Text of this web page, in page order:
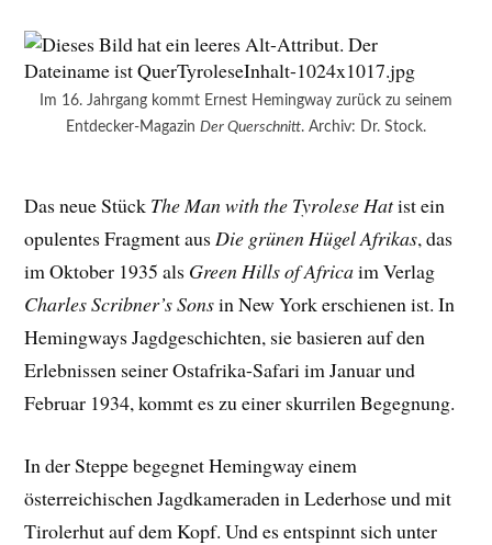
Im 16. Jahrgang kommt Ernest Hemingway zurück zu seinem
Entdecker-Magazin Der Querschnitt. Archiv: Dr. Stock.
Das neue Stück The Man with the Tyrolese Hatist ein
opulentes Fragment ausDie grünen Hügel Afrikas, das
im Oktober 1935 als Green Hills of Africaim Verlag
Charles Scribner’s Sonsin New York erschienen ist. In
Hemingways Jagdgeschichten, sie basieren auf den
Erlebnissen seiner Ostafrika-Safari im Januar und
Februar 1934, kommt es zu einer skurrilen Begegnung.
In der Steppe begegnet Hemingway einem
österreichischen Jagdkameraden in Lederhose und mit
Tirolerhut auf dem Kopf. Und es entspinnt sich unter